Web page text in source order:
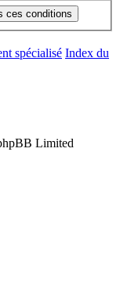
spécialisé Index du
Limited